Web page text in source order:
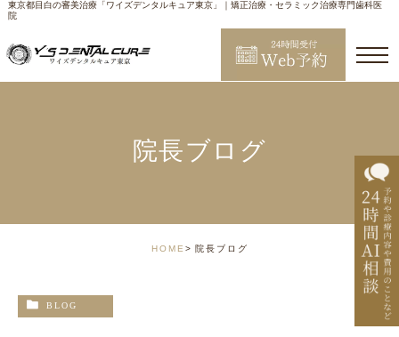
東京都目白の審美治療「ワイズデンタルキュア東京」｜矯正治療・セラミック治療専門歯科医
院
院長ブログ
HOME 院長ブログ
BLOG